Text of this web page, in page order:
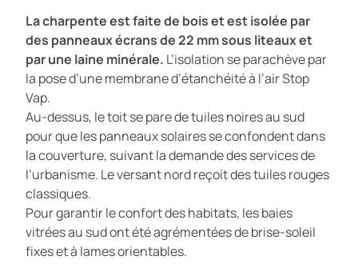
La charpente est faite de bois et est isolée par
des panneaux écrans de 22 mm sous liteaux et
par une laine minérale. L’isolation se parachève par
la pose d’une membrane d’étanchéité à l’air Stop
Vap.
Au-dessus, le toit se pare de tuiles noires au sud
pour que les panneaux solaires se confondent dans
la couverture, suivant la demande des services de
l’urbanisme. Le versant nord reçoit des tuiles rouges
classiques.
Pour garantir le confort des habitats, les baies
vitrées au sud ont été agrémentées de brise-soleil
fixes et à lames orientables.